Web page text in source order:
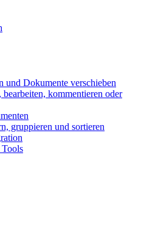
und Dokumente verschieben
kommentieren oder
gruppieren und sortieren